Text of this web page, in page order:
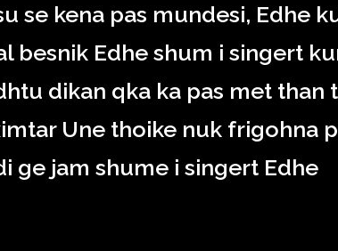
se kena pas mundesi, Edhe
besnik Edhe shum i singert
dikan qka ka pas met than
Une thoike nuk frigohna
ge jam shume i singert Edhe